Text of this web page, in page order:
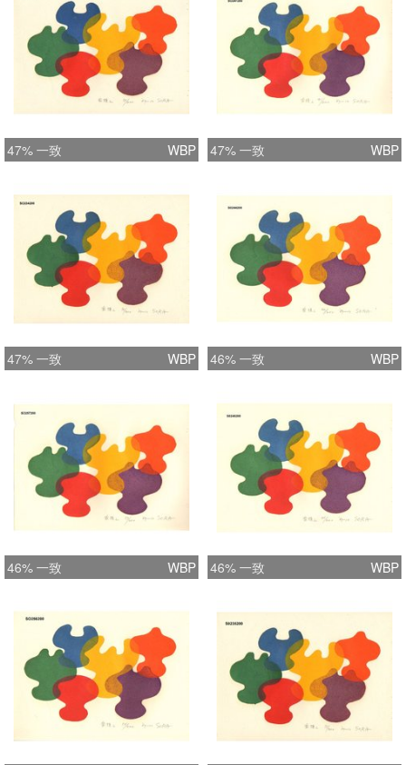
47% 一致 WBP 47% 一致 WBP
47% 一致 WBP 46% 一致 WBP
46% 一致 WBP 46% 一致 WBP